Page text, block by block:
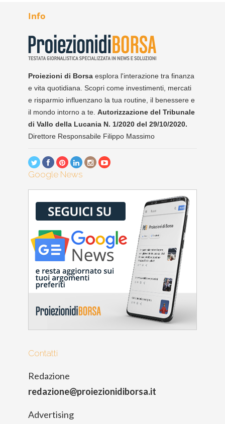
Info
Proiezioni di Borsa esplora l'interazione tra finanza
e vita quotidiana. Scopri come investimenti, mercati
e risparmio influenzano la tua routine, il benessere e
il mondo intorno a te. Autorizzazione del Tribunale
di Vallo della Lucania N. 1/2020 del 29/10/2020.
Direttore Responsabile Filippo Massimo
Google News
Contatti
Redazione
redazione@proiezionidiborsa.it
Advertising